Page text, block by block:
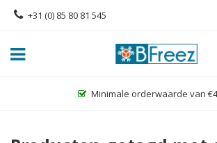
+31 (0) 85 80 81 545
Minimale orderwaarde van